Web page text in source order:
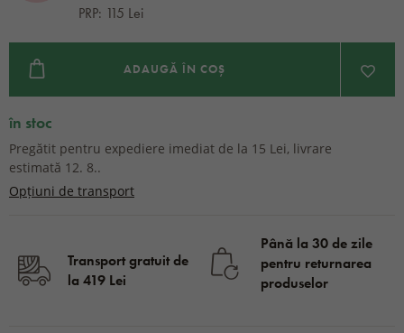
PRP: 115 Lei
ADAUGĂ ÎN COȘ
în stoc
Pregătit pentru expediere imediat de la 15 Lei, livrare
estimată 12. 8..
Opțiuni de transport
Transport gratuit de
la 419 Lei
Până la 30 de zile
pentru returnarea
produselor